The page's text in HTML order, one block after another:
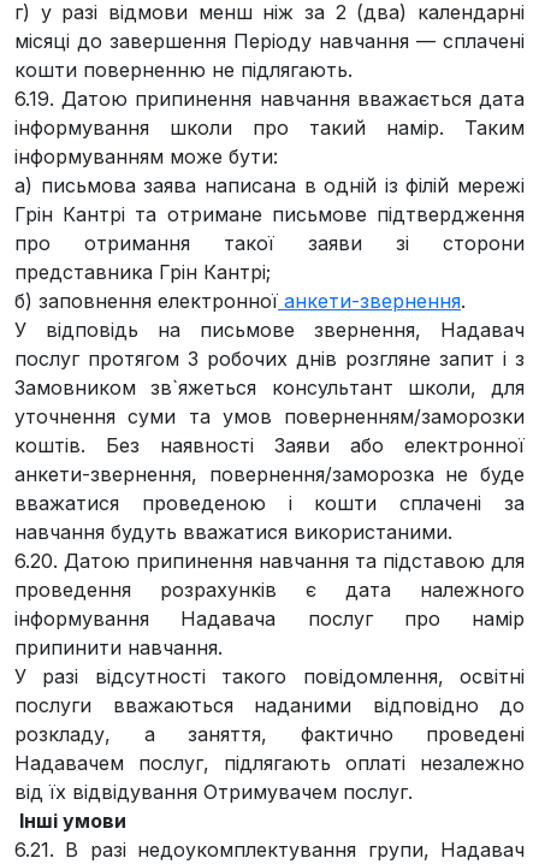
г) у разі відмови менш ніж за 2 (два) календарні
місяці до завершення Періоду навчання — сплачені
кошти поверненню не підлягають.
6.19. Датою припинення навчання вважається дата
інформування школи про такий намір. Таким
інформуванням може бути:
а) письмова заява написана в одній із філій мережі
Грін Кантрі та отримане письмове підтвердження
про отримання такої заяви зі сторони
представника Грін Кантрі;
б) заповнення електронної анкети-звернення.
У відповідь на письмове звернення, Надавач
послуг протягом 3 робочих днів розгляне запит і з
Замовником зв`яжеться консультант школи, для
уточнення суми та умов поверненням/заморозки
коштів. Без наявності Заяви або електронної
анкети-звернення, повернення/заморозка не буде
вважатися проведеною і кошти сплачені за
навчання будуть вважатися використаними.
6.20. Датою припинення навчання та підставою для
проведення розрахунків є дата належного
інформування Надавача послуг про намір
припинити навчання.
У разі відсутності такого повідомлення, освітні
послуги вважаються наданими відповідно до
розкладу, а заняття, фактично проведені
Надавачем послуг, підлягають оплаті незалежно
від їх відвідування Отримувачем послуг.
Інші умови
6.21. В разі недоукомплектування групи, Надавач